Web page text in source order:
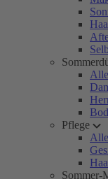
Pflege
Sommer-